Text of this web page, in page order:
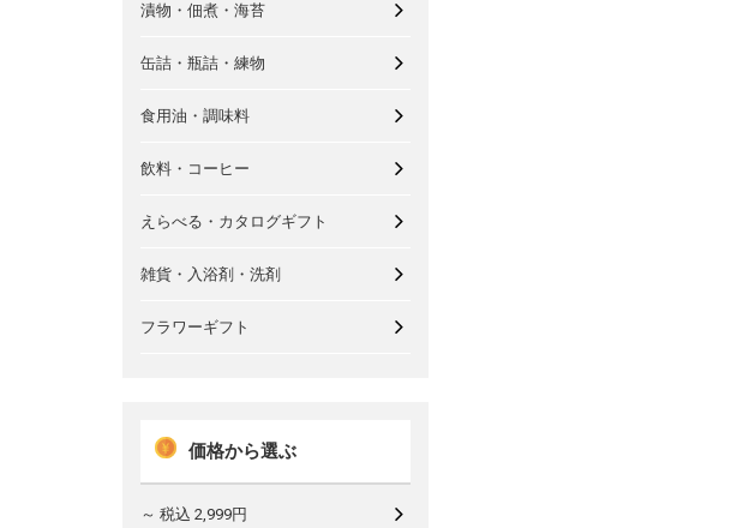
漬物・佃煮・海苔
缶詰・瓶詰・練物
食用油・調味料
飲料・コーヒー
えらべる・カタログギフト
雑貨・入浴剤・洗剤
フラワーギフト
価格から選ぶ
～ 税込 2,999円